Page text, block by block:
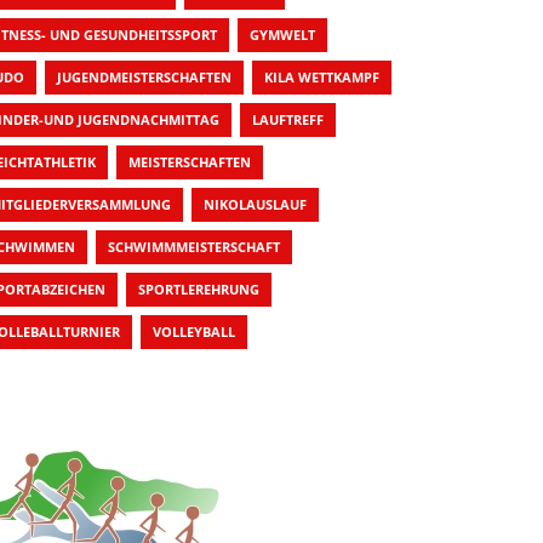
UND GESUNDHEITSSPORT GYMWELT
JUGENDMEISTERSCHAFTEN KILA WETTKAMPF
UND JUGENDNACHMITTAG LAUFTREFF
MEISTERSCHAFTEN
NIKOLAUSLAUF
SCHWIMMMEISTERSCHAFT
SPORTLEREHRUNG
VOLLEYBALL